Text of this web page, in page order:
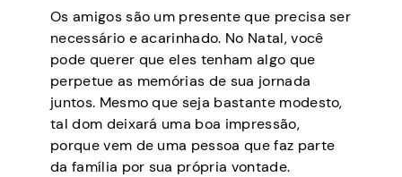
Os amigos são um presente que precisa ser
necessário e acarinhado. No Natal, você
pode querer que eles tenham algo que
perpetue as memórias de sua jornada
juntos. Mesmo que seja bastante modesto,
tal dom deixará uma boa impressão,
porque vem de uma pessoa que faz parte
da família por sua própria vontade.